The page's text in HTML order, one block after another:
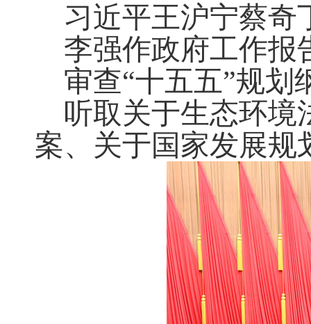
习近平王沪宁蔡奇
李强作政府工作
审查“十五五”规划
听取关于生态环境
案、关于国家发展规